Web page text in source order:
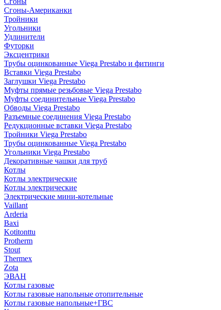
Сгоны-Американки
Тройники
Угольники
Удлинители
Футорки
Эксцентрики
Трубы оцинкованные Viega Prestabo и фитинги
Вставки Viega Prestabo
Заглушки Viega Prestabo
Муфты прямые резьбовые Viega Prestabo
Муфты соединительные Viega Prestabo
Обводы Viega Prestabo
Разъемные соединения Viega Prestabo
Редукционные вставки Viega Prestabo
Тройники Viega Prestabo
Трубы оцинкованные Viega Prestabo
Угольники Viega Prestabo
Декоративные чашки для труб
Котлы
Котлы электрические
Котлы электрические
Электрические мини-котельные
Vaillant
Arderia
Baxi
Kotitonttu
Protherm
Stout
Thermex
Zota
ЭВАН
Котлы газовые
Котлы газовые напольные отопительные
Котлы газовые напольные+ГВС